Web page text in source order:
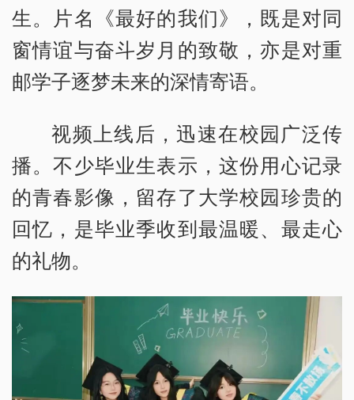
生。片名《最好的我们》，既是对同
窗情谊与奋斗岁月的致敬，亦是对重
邮学子逐梦未来的深情寄语。
视频上线后，迅速在校园广泛传
播。不少毕业生表示，这份用心记录
的青春影像，留存了大学校园珍贵的
回忆，是毕业季收到最温暖、最走心
的礼物。